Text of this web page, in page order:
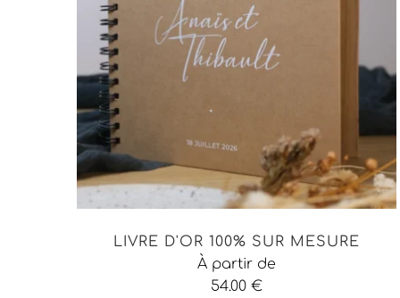
LIVRE D'OR 100% SUR MESURE
À partir de
54.00 €